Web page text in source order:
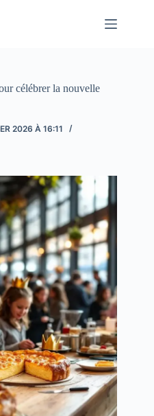
célébrer la nouvelle
2026 À 16:11